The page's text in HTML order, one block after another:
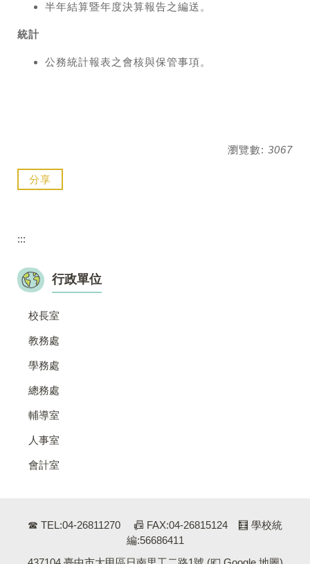
半年結算暨年度決算報告之編送。
統計
公務統計報表之會核與保管事項。
瀏覽數: 3067
分享
:::
行政單位
校長室
教務處
學務處
總務處
輔導室
人事室
會計室
☎ TEL:04-26811270 📠 FAX:04-26815124 🧮 學校統
編:56686411